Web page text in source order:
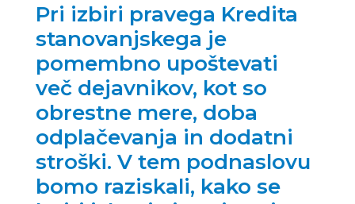
Pri izbiri pravega Kredita
stanovanjskega je
pomembno upoštevati
več dejavnikov, kot so
obrestne mere, doba
odplačevanja in dodatni
stroški. V tem podnaslovu
bomo raziskali, kako se